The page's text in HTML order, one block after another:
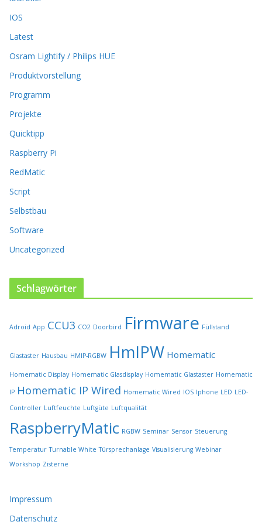
o
n
n
k
n
e
n
u
f
e
r
r
d
u
e
t
e
w
h
l
t
w
e
d
n
IOS
Latest
Osram Lightify / Philips HUE
Produktvorstellung
Programm
Projekte
Quicktipp
Raspberry Pi
RedMatic
Script
Selbstbau
Software
Uncategorized
Schlagwörter
Adroid App CCU3 CO2 Doorbird Firmware Füllstand
Glastaster Hausbau HMIP-RGBW HmIPW Homematic
Homematic Display Homematic Glasdisplay Homematic Glastaster Homematic
IP Homematic IP Wired Homematic Wired IOS Iphone LED LED-
Controller Luftfeuchte Luftgüte Luftqualität
RaspberryMatic RGBW Seminar Sensor Steuerung
Temperatur Turnable White Türsprechanlage Visualisierung Webinar
Workshop Zisterne
Impressum
Datenschutz